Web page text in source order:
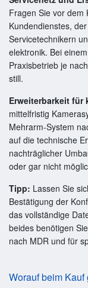
Fragen Sie vor dem
Kundendienstes,
Servicetechnikern
elektronik. Bei
Praxisbetrieb je
still.
Erweiterbarkeit
mittelfristig
Mehrarm-System
auf die technische
nachträglicher
oder gar nicht
Tipp: Lassen Sie
Bestätigung der
das vollständige
beides benötigen
nach MDR und für
Worauf beim